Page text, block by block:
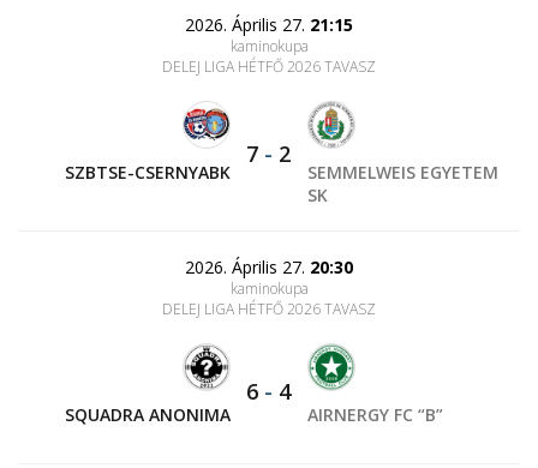
2026. Április 27. 21:15
kaminokupa
DELEJ LIGA HÉTFŐ 2026 TAVASZ
SZBTSE-CSERNYABK
7 - 2
SEMMELWEIS EGYETEM
SK
2026. Április 27. 20:30
kaminokupa
DELEJ LIGA HÉTFŐ 2026 TAVASZ
SQUADRA ANONIMA
6 - 4
AIRNERGY FC “B”